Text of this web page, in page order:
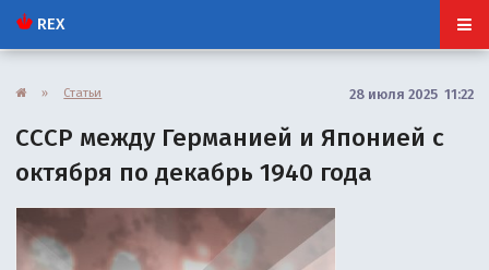
REX
» Статьи 28 июля 2025 11:22
СССР между Германией и Японией с
октября по декабрь 1940 года